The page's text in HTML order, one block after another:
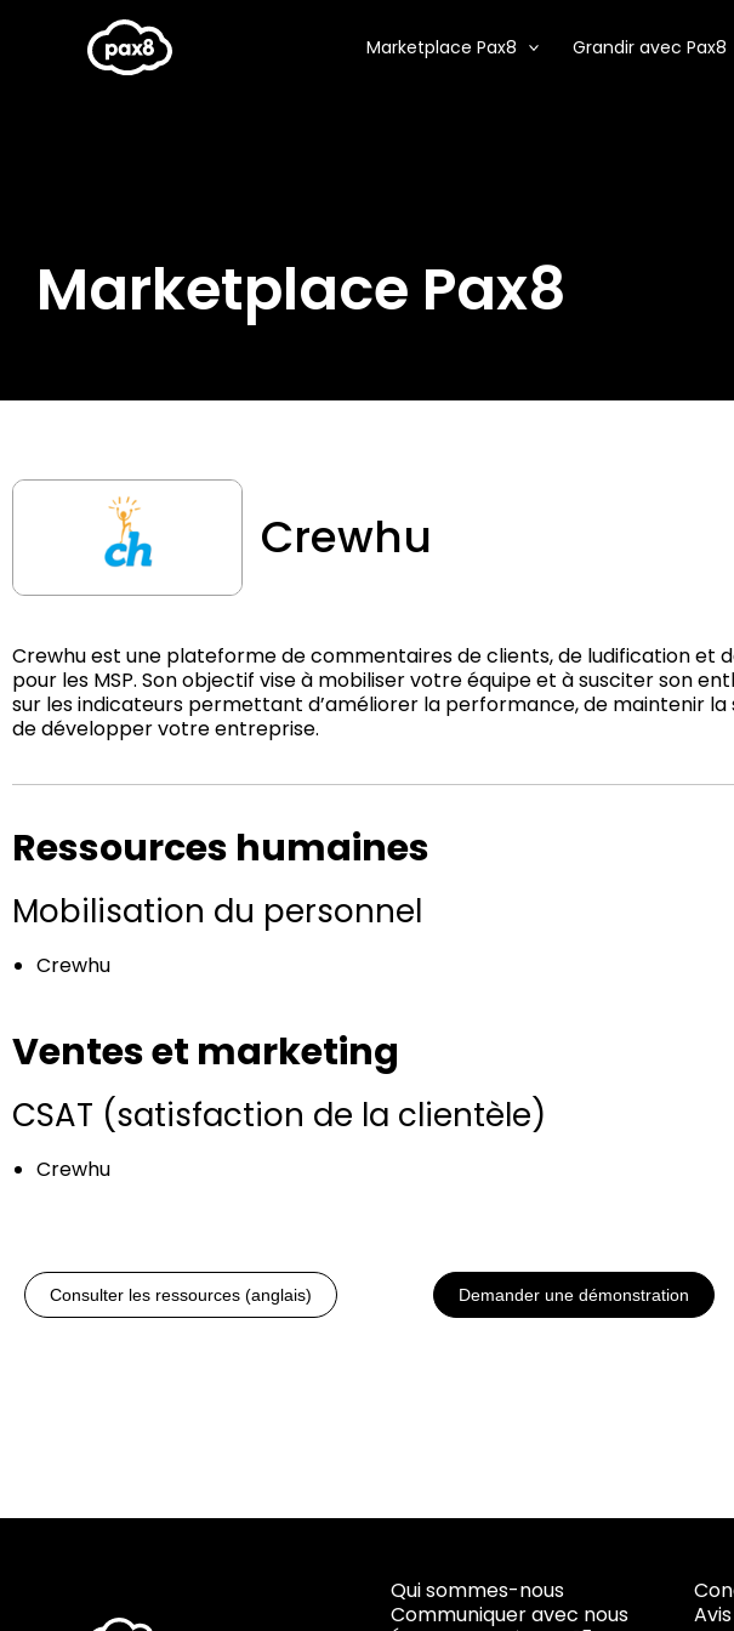
Marketplace Pax8 Grandir avec Pax8
Marketplace Pax8
Crewhu
Crewhu est une plateforme de commentaires de clients, de ludification et
pour les MSP. Son objectif vise à mobiliser votre équipe et à susciter son
sur les indicateurs permettant d’améliorer la performance, de maintenir
de développer votre entreprise.
Ressources humaines
Mobilisation du personnel
Crewhu
Ventes et marketing
CSAT (satisfaction de la clientèle)
Crewhu
Consulter les ressources (anglais) Demander une démonstration
Qui sommes-nous
Communiquer avec nous